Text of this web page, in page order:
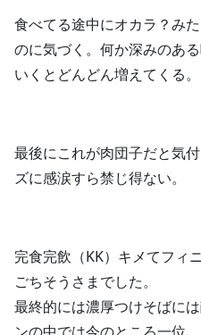
食べてる途中にオカラ？み
のに気づく。何か深みのあ
いくとどんどん増えてくる。
最後にこれが肉団子だと気
ズに感涙すら禁じ得ない。
完食完飲（KK）キメてフィ
ごちそうさまでした。
最終的には濃厚つけそばに